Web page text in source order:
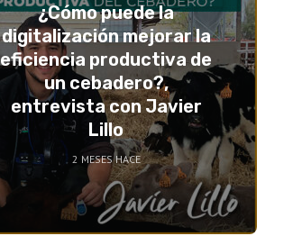
¿Cómo puede la
digitalización mejorar la
eficiencia productiva de
un cebadero?,
entrevista con Javier
Lillo
2 MESES HACE